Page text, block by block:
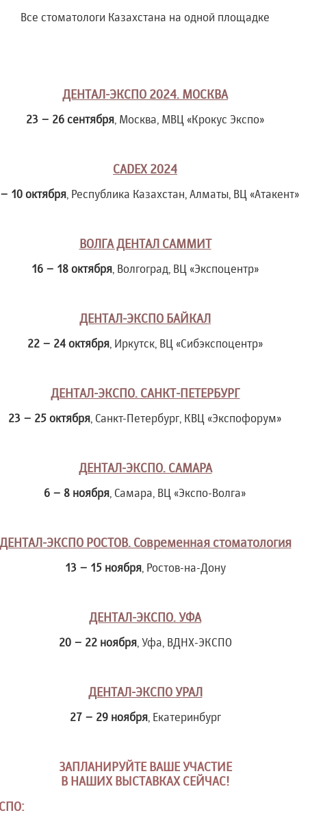
Все стоматологи Казахстана на одной площадке
ДЕНТАЛ-ЭКСПО 2024. МОСКВА
23 – 26 сентября, Москва, МВЦ «Крокус Экспо»
CADEX 2024
10 октября, Республика Казахстан, Алматы, ВЦ «Атакент»
ВОЛГА ДЕНТАЛ САММИТ
16 – 18 октября, Волгоград, ВЦ «Экспоцентр»
ДЕНТАЛ-ЭКСПО БАЙКАЛ
22 – 24 октября, Иркутск, ВЦ «Сибэкспоцентр»
ДЕНТАЛ-ЭКСПО. САНКТ-ПЕТЕРБУРГ
23 – 25 октября, Санкт-Петербург, КВЦ «Экспофорум»
ДЕНТАЛ-ЭКСПО. САМАРА
6 – 8 ноября, Самара, ВЦ «Экспо-Волга»
ДЕНТАЛ-ЭКСПО РОСТОВ. Современная стоматология
13 – 15 ноября, Ростов-на-Дону
ДЕНТАЛ-ЭКСПО. УФА
20 – 22 ноября, Уфа, ВДНХ-ЭКСПО
ДЕНТАЛ-ЭКСПОУРАЛ
27 – 29 ноября, Екатеринбург
ЗАПЛАНИРУЙТЕ ВАШЕ УЧАСТИЕ
В НАШИХ ВЫСТАВКАХ СЕЙЧАС!